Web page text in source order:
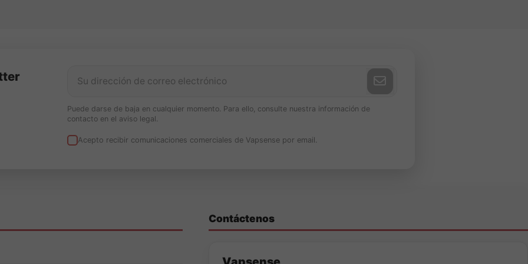
crujientes con crema de avellanas, chocolate blanco y frutos secos.
Botellas PET seguras de 30ml y 120ml con tapón hermético.
Añadir base PG/VG y nicokits al gusto, dejar macerar entre 2 y 5 días.
Puede darse de baja en cualquier momento. Para ello, consulte nuestra información de
contacto en el aviso legal.
Acepto recibir comunicaciones comerciales de Vapsense por email.
Contáctenos